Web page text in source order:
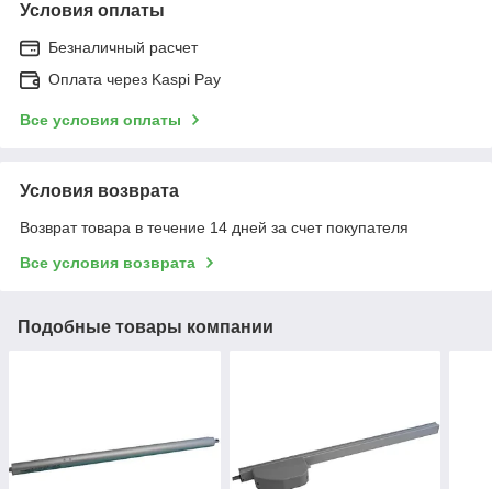
Условия оплаты
Безналичный расчет
Оплата через Kaspi Pay
Все условия оплаты
Условия возврата
Возврат товара в течение 14 дней за счет покупателя
Все условия возврата
Подобные товары компании